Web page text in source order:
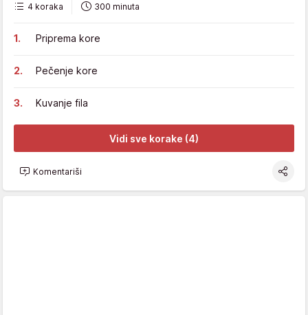
4 koraka 300 minuta
Priprema kore
Pečenje kore
Kuvanje fila
Vidi sve korake (4)
Komentariši